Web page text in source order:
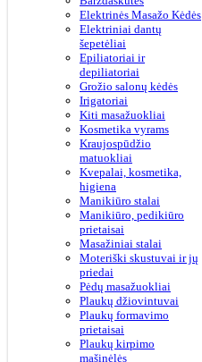
Elektrinės Masažo Kėdės
Elektriniai dantų
šepetėliai
Epiliatoriai ir
depiliatoriai
Grožio salonų kėdės
Irigatoriai
Kiti masažuokliai
Kosmetika vyrams
Kraujospūdžio
matuokliai
Kvepalai, kosmetika,
higiena
Manikiūro stalai
Manikiūro, pedikiūro
prietaisai
Masažiniai stalai
Moteriški skustuvai ir jų
priedai
Pėdų masažuokliai
Plaukų džiovintuvai
Plaukų formavimo
prietaisai
Plaukų kirpimo
mašinėlės